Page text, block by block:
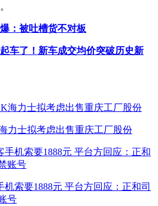
：被吐槽货不对板
车了！新车成交均价突破历史新
力士拟考虑出售重庆工厂股份
索要1888元 平台方回应：正和司
号